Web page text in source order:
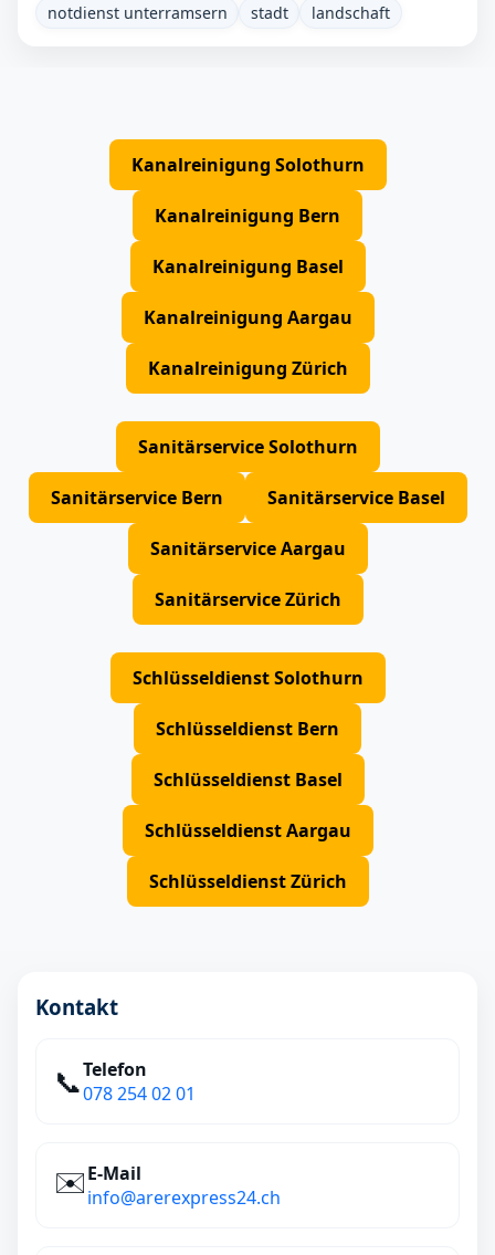
notdienst unterramsern
stadt landschaft
Kanalreinigung Solothurn
Kanalreinigung Bern
Kanalreinigung Basel
Kanalreinigung Aargau
Kanalreinigung Zürich
Sanitärservice Solothurn
Sanitärservice Bern Sanitärservice Basel
Sanitärservice Aargau
Sanitärservice Zürich
Schlüsseldienst Solothurn
Schlüsseldienst Bern
Schlüsseldienst Basel
Schlüsseldienst Aargau
Schlüsseldienst Zürich
Kontakt
📞Telefon
078 254 02 01
✉️E‑Mail
info@arerexpress24.ch